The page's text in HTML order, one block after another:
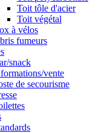
Toit tôle d'acier
Toit végétal
à vélos
fumeurs
snack
vente
de secourisme